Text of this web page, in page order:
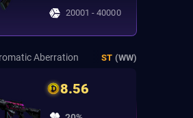
20001 - 40000
Aberration ST (WW)
8.56